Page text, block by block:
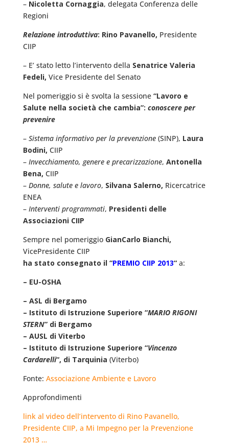
– Nicoletta Cornaggia, delegata Conferenza delle
Regioni
Relazione introduttiva: Rino Pavanello, Presidente
CIIP
– E’ stato letto l’intervento della Senatrice Valeria
Fedeli, Vice Presidente del Senato
Nel pomeriggio si è svolta la sessione “Lavoro e
Salute nella società che cambia”: conoscere per
prevenire
– Sistema informativo per la prevenzione(SINP), Laura
Bodini, CIIP
– Invecchiamento, genere e precarizzazione, Antonella
Bena, CIIP
– Donne, salute e lavoro, Silvana Salerno, Ricercatrice
ENEA
– Interventi programmati, Presidenti delle
Associazioni CIIP
Sempre nel pomeriggio GianCarlo Bianchi,
VicePresidente CIIP
ha stato consegnato il “PREMIO CIIP 2013“a:
– EU-OSHA
– ASL di Bergamo
– Istituto di Istruzione Superiore “MARIO RIGONI
STERN” di Bergamo
– AUSL di Viterbo
– Istituto di Istruzione Superiore “Vincenzo
Cardarelli“, di Tarquinia (Viterbo)
Fonte: Associazione Ambiente e Lavoro
Approfondimenti
link al video dell’intervento di Rino Pavanello,
Presidente CIIP, a Mi Impegno per la Prevenzione
2013 …